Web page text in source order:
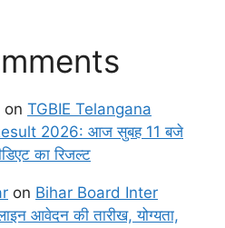
on TGBIE Telangana
2026: आज सुबह 11 बजे
का रिजल्ट
on Bihar Board Inter
आवेदन की तारीख, योग्यता,